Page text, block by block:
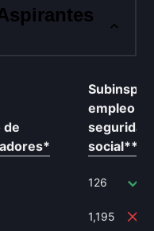
de
*
empleo y
seguridad
social**
126
1,195